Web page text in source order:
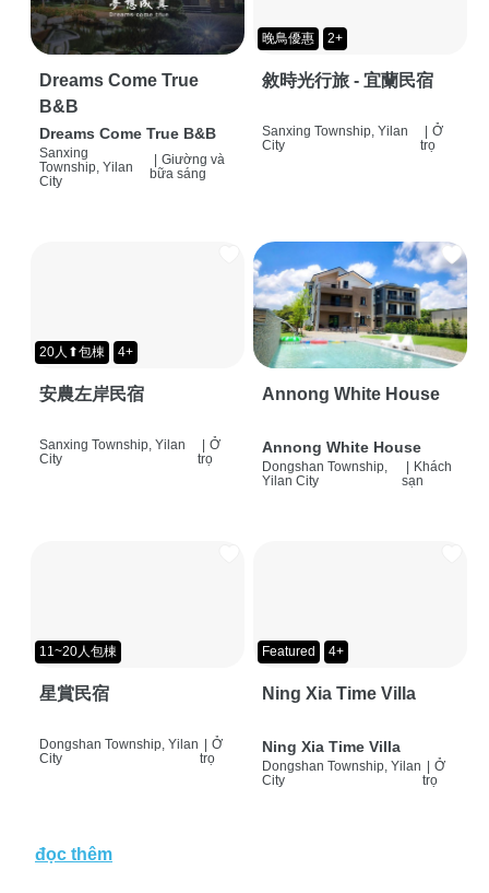
Dreams Come True
B&B
Dreams Come True B&B
Sanxing
Township, Yilan
City
Giường và
bữa sáng
晚鳥優惠 2+
敘時光行旅 - 宜蘭民宿
Sanxing Township, Yilan
City
| Ở
trọ
20人⬆包棟 4+
安農左岸民宿
Sanxing Township, Yilan
City
| Ở
trọ
Annong White House
Annong White House
Dongshan Township,
Yilan City
| Khách
sạn
11~20人包棟
星賞民宿
Dongshan Township, Yilan
City
Ở
trọ
Featured 4+
Ning Xia Time Villa
Ning Xia Time Villa
Dongshan Township, Yilan
City
Ở
trọ
đọc thêm